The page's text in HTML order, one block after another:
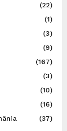
(22)
(1)
(3)
(9)
(167)
(3)
(10)
(16)
(37)